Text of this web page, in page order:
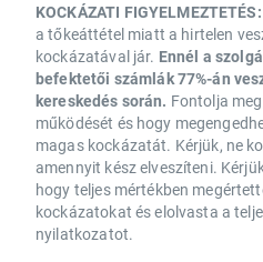
KOCKÁZATI FIGYELMEZTETÉS:
a tőkeáttétel miatt a hirtelen
kockázatával jár. Ennél a
befektetői számlák 77%-án
kereskedés során. Fontolja
működését és hogy
magas kockázatát. Kérjük, ne
amennyit kész elveszíteni.
hogy teljes mértékben
kockázatokat és elolvasta a
nyilatkozatot.